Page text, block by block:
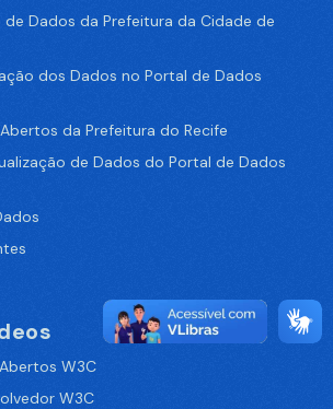
de Dados da Prefeitura da Cidade de
dos Dados no Portal de Dados
da Prefeitura do Recife
de Dados do Portal de Dados
W3C
W3C